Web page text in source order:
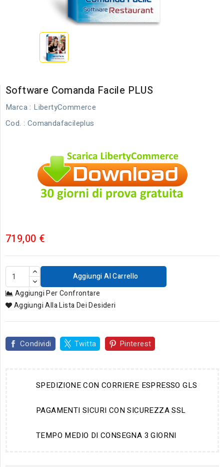
Software Comanda Facile PLUS
Marca : LibertyCommerce
Cod. : Comandafacileplus
719,00 €
Aggiungi Al Carrello
Aggiungi Per Confrontare
Aggiungi Alla Lista Dei Desideri
Condividi Twitta Pinterest
SPEDIZIONE CON CORRIERE ESPRESSO GLS
PAGAMENTI SICURI CON SICUREZZA SSL
TEMPO MEDIO DI CONSEGNA 3 GIORNI